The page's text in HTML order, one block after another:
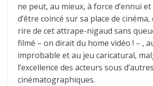
ne peut, au mieux, à force d’ennui
d’être coincé sur sa place de
rire de cet attrape-nigaud sans
filmé – on dirait du home vidéo ! – ,
improbable et au jeu caricatural,
l’excellence des acteurs sous
cinématographiques.